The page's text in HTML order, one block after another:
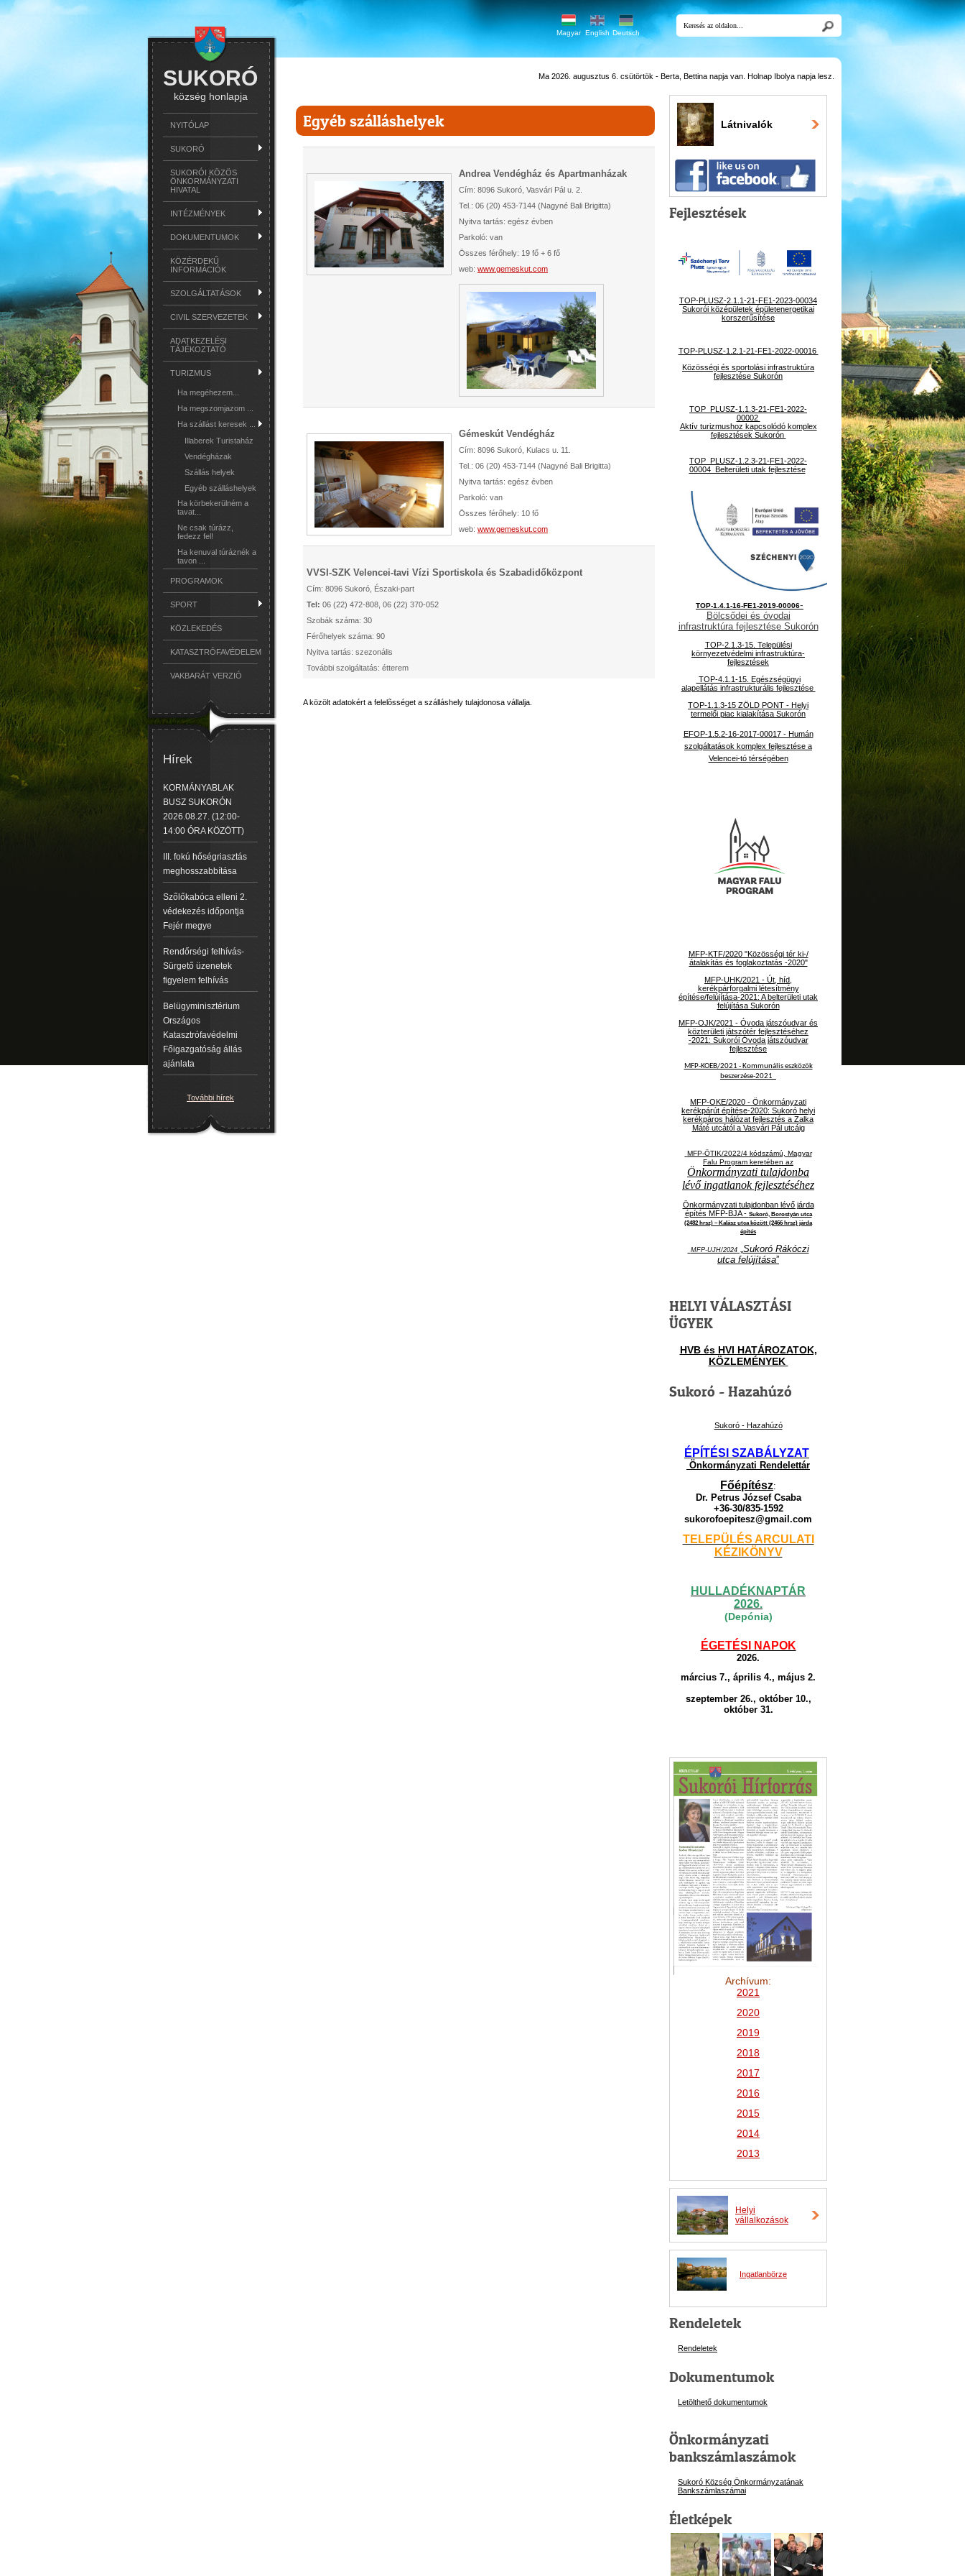
Magyar English Deutsch
SUKORÓ
község honlapja
NYITÓLAP
SUKORÓ
SUKORÓI KÖZÖS
ÖNKORMÁNYZATI
HIVATAL
INTÉZMÉNYEK
DOKUMENTUMOK
KÖZÉRDEKŰ
INFORMÁCIÓK
SZOLGÁLTATÁSOK
CIVIL SZERVEZETEK
ADATKEZELÉSI
TÁJÉKOZTATÓ
TURIZMUS
Ha megéhezem...
Ha megszomjazom ...
Ha szállást keresek ...
Illaberek Turistaház
Vendégházak
Szállás helyek
Egyéb szálláshelyek
Ha körbekerülném a
tavat...
Ne csak túrázz,
fedezz fel!
Ha kenuval túráznék a
tavon ...
PROGRAMOK
SPORT
KÖZLEKEDÉS
KATASZTRÓFAVÉDELEM
VAKBARÁT VERZIÓ
Hírek
KORMÁNYABLAK
BUSZ SUKORÓN
2026.08.27. (12:00-
14:00 ÓRA KÖZÖTT)
III. fokú hőségriasztás
meghosszabbítása
Szőlőkabóca elleni 2.
védekezés időpontja
Fejér megye
Rendőrségi felhívás-
Sürgető üzenetek
figyelem felhívás
Belügyminisztérium
Országos
Katasztrófavédelmi
Főigazgatóság állás
ajánlata
További hírek
Ma 2026. augusztus 6. csütörtök - Berta, Bettina napja van. Holnap Ibolya napja lesz.
Egyéb szálláshelyek
Andrea Vendégház és Apartmanházak
Cím: 8096 Sukoró, Vasvári Pál u. 2.
Tel.: 06 (20) 453-7144 (Nagyné Bali Brigitta)
Nyitva tartás: egész évben
Parkoló: van
Összes férőhely: 19 fő + 6 fő
web: www.gemeskut.com
Gémeskút Vendégház
Cím: 8096 Sukoró, Kulacs u. 11.
Tel.: 06 (20) 453-7144 (Nagyné Bali Brigitta)
Nyitva tartás: egész évben
Parkoló: van
Összes férőhely: 10 fő
web: www.gemeskut.com
VVSI-SZK Velencei-tavi Vízi Sportiskola és Szabadidőközpont
Cím: 8096 Sukoró, Északi-part
Tel: 06 (22) 472-808, 06 (22) 370-052
Szobák száma: 30
Férőhelyek száma: 90
Nyitva tartás: szezonális
További szolgáltatás: étterem
A közölt adatokért a felelõsséget a szálláshely tulajdonosa vállalja.
Látnivalók
Fejlesztések
TOP-PLUSZ-2.1.1-21-FE1-2023-00034
Sukorói középületek épületenergetikai
korszerűsítése
TOP-PLUSZ-1.2.1-21-FE1-2022-00016
Közösségi és sportolási infrastruktúra
fejlesztése Sukorón
TOP_PLUSZ-1.1.3-21-FE1-2022-
00002
Aktív turizmushoz kapcsolódó komplex
fejlesztések Sukorón
TOP_PLUSZ-1.2.3-21-FE1-2022-
00004 Belterületi utak fejlesztése
TOP-1.4.1-16-FE1-2019-00006-
Bölcsődei és óvodai
infrastruktúra fejlesztése Sukorón
TOP-2.1.3-15. Települési
környezetvédelmi infrastruktúra-
fejlesztések
TOP-4.1.1-15. Egészségügyi
alapellátás infrastrukturális fejlesztése
TOP-1.1.3-15 ZÖLD PONT - Helyi
termelői piac kialakítása Sukorón
EFOP-1.5.2-16-2017-00017 - Humán
szolgáltatások komplex fejlesztése a
Velencei-tó térségében
MFP-KTF/2020 "Közösségi tér ki-/
átalakítás és foglakoztatás -2020"
MFP-UHK/2021 - Út, híd,
kerékpárforgalmi létesítmény
építése/felújítása-2021: A belterületi utak
felújítása Sukorón
MFP-OJK/2021 - Óvoda játszóudvar és
közterületi játszótér fejlesztéséhez
-2021: Sukorói Óvoda játszóudvar
fejlesztése
MFP-KOEB/2021 - Kommunális eszközök
beszerzése-2021
MFP-OKE/2020 - Önkormányzati
kerékpárút építése-2020: Sukoró helyi
kerékpáros hálózat fejlesztés a Zalka
Máté utcától a Vasvári Pál utcáig
MFP-ÖTIK/2022/4 kódszámú, Magyar
Falu Program keretében az
Önkormányzati tulajdonba
lévő ingatlanok fejlesztéséhez
Önkormányzati tulajdonban lévő járda
építés MFP-BJA - Sukoró, Borostyán utca
(2482 hrsz) – Kalász utca között (2466 hrsz) járda
építés
MFP-UJH/2024„ Sukoró Rákóczi
utca felújítása”
HELYI VÁLASZTÁSI
ÜGYEK
HVB és HVI HATÁROZATOK,
KÖZLEMÉNYEK
Sukoró - Hazahúzó
Sukoró - Hazahúzó
ÉPÍTÉSI SZABÁLYZAT
Önkormányzati Rendelettár
Főépítész:
Dr. Petrus József Csaba
+36-30/835-1592
sukorofoepitesz@gmail.com
TELEPÜLÉS ARCULATI
KÉZIKÖNYV
HULLADÉKNAPTÁR
2026.
(Depónia)
ÉGETÉSI NAPOK
2026.
március 7., április 4., május 2.
szeptember 26., október 10.,
október 31.
Archívum:
2021
2020
2019
2018
2017
2016
2015
2014
2013
Helyi
vállalkozások
Ingatlanbörze
Rendeletek
Rendeletek
Dokumentumok
Letölthető dokumentumok
Önkormányzati
bankszámlaszámok
Sukoró Község Önkormányzatának
Bankszámlaszámai
Életképek